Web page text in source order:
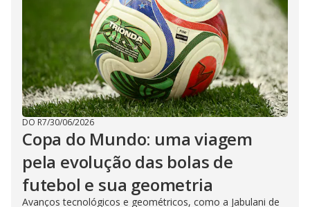
DO R7/30/06/2026
Copa do Mundo: uma viagem
pela evolução das bolas de
futebol e sua geometria
Avanços tecnológicos e geométricos, como a Jabulani de